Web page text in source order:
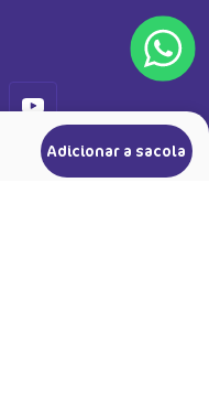
Adicionar a sacola